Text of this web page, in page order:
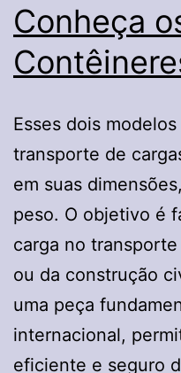
de
do
Conheça
Esses dois
transporte de
em suas
peso. O objetivo é
carga no
ou da construção
uma peça
internacional,
eficiente e seguro